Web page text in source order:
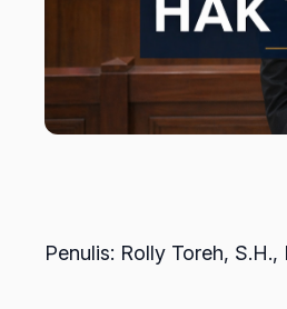
Penulis: Rolly Toreh,